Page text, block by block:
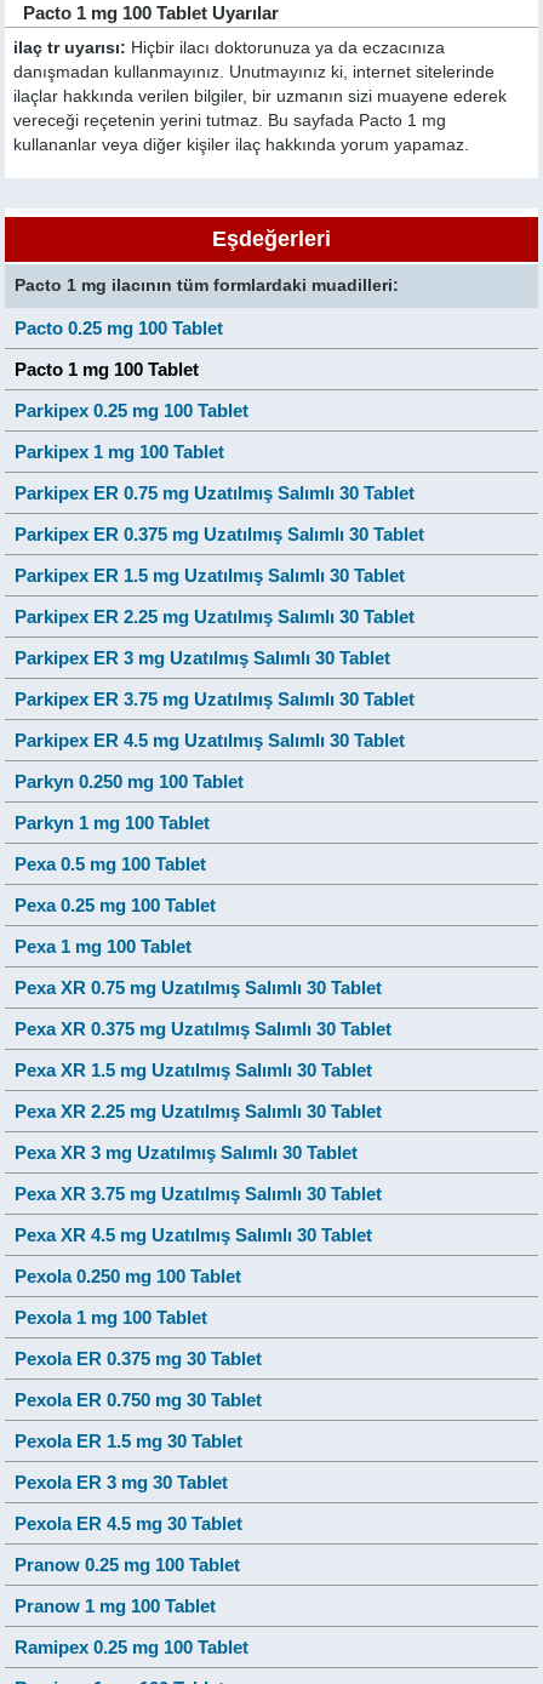
Pacto 1 mg 100 Tablet Uyarılar
ilaç tr uyarısı: Hiçbir ilacı doktorunuza ya da eczacınıza
danışmadan kullanmayınız. Unutmayınız ki, internet sitelerinde
ilaçlar hakkında verilen bilgiler, bir uzmanın sizi muayene ederek
vereceği reçetenin yerini tutmaz. Bu sayfada Pacto 1 mg
kullananlar veya diğer kişiler ilaç hakkında yorum yapamaz.
Eşdeğerleri
Pacto 1 mg ilacının tüm formlardaki muadilleri:
Pacto 0.25 mg 100 Tablet
Pacto 1 mg 100 Tablet
Parkipex 0.25 mg 100 Tablet
Parkipex 1 mg 100 Tablet
Parkipex ER 0.75 mg Uzatılmış Salımlı 30 Tablet
Parkipex ER 0.375 mg Uzatılmış Salımlı 30 Tablet
Parkipex ER 1.5 mg Uzatılmış Salımlı 30 Tablet
Parkipex ER 2.25 mg Uzatılmış Salımlı 30 Tablet
Parkipex ER 3 mg Uzatılmış Salımlı 30 Tablet
Parkipex ER 3.75 mg Uzatılmış Salımlı 30 Tablet
Parkipex ER 4.5 mg Uzatılmış Salımlı 30 Tablet
Parkyn 0.250 mg 100 Tablet
Parkyn 1 mg 100 Tablet
Pexa 0.5 mg 100 Tablet
Pexa 0.25 mg 100 Tablet
Pexa 1 mg 100 Tablet
Pexa XR 0.75 mg Uzatılmış Salımlı 30 Tablet
Pexa XR 0.375 mg Uzatılmış Salımlı 30 Tablet
Pexa XR 1.5 mg Uzatılmış Salımlı 30 Tablet
Pexa XR 2.25 mg Uzatılmış Salımlı 30 Tablet
Pexa XR 3 mg Uzatılmış Salımlı 30 Tablet
Pexa XR 3.75 mg Uzatılmış Salımlı 30 Tablet
Pexa XR 4.5 mg Uzatılmış Salımlı 30 Tablet
Pexola 0.250 mg 100 Tablet
Pexola 1 mg 100 Tablet
Pexola ER 0.375 mg 30 Tablet
Pexola ER 0.750 mg 30 Tablet
Pexola ER 1.5 mg 30 Tablet
Pexola ER 3 mg 30 Tablet
Pexola ER 4.5 mg 30 Tablet
Pranow 0.25 mg 100 Tablet
Pranow 1 mg 100 Tablet
Ramipex 0.25 mg 100 Tablet